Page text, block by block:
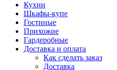
Кухни
Шкафы-купе
Гостиные
Прихожие
Гардеробные
Доставка и оплата
Как сделать заказ
Доставка